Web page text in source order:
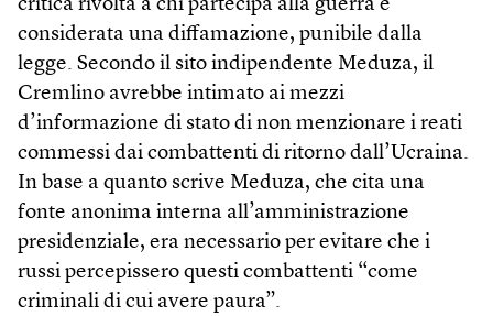
critica rivolta a chi partecipa alla guerra è
considerata una diffamazione, punibile dalla
legge. Secondo il sito indipendente Meduza, il
Cremlino avrebbe intimato ai mezzi
d’informazione di stato di non menzionare i reati
commessi dai combattenti di ritorno dall’Ucraina.
In base a quanto scrive Meduza, che cita una
fonte anonima interna all’amministrazione
presidenziale, era necessario per evitare che i
russi percepissero questi combattenti “come
criminali di cui avere paura”.